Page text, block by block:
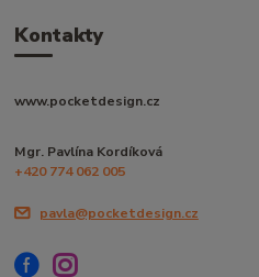
Kontakty
www.pocketdesign.cz
Mgr. Pavlína Kordíková
+420 774 062 005
pavla@pocketdesign.cz